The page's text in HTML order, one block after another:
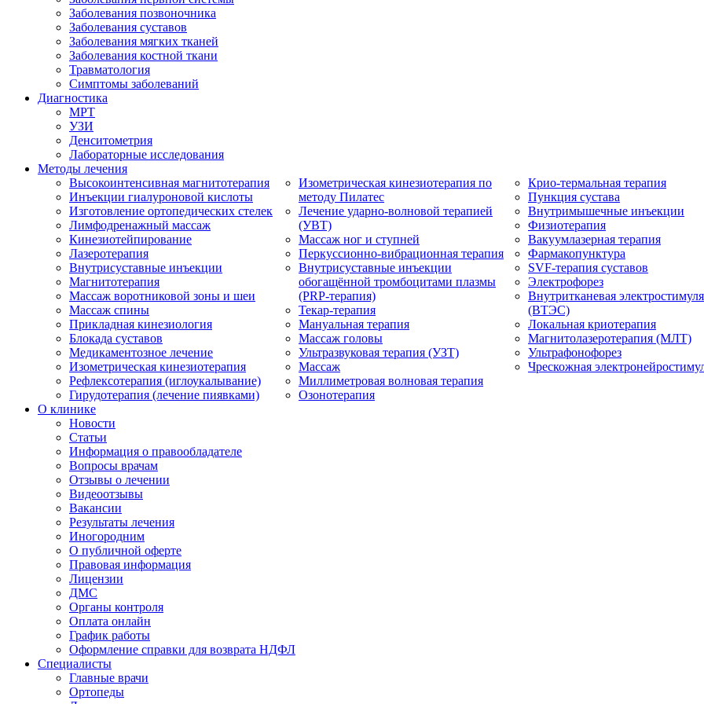
Заболевания позвоночника
Заболевания суставов
Заболевания мягких тканей
Заболевания костной ткани
Травматология
Симптомы заболеваний
Диагностика
МРТ
УЗИ
Денситометрия
Лабораторные исследования
Методы лечения
Высокоинтенсивная магнитотерапия
Инъекции гиалуроновой кислоты
Изготовление ортопедических стелек
Лимфодренажный массаж
Кинезиотейпирование
Лазеротерапия
Внутрисуставные инъекции
Магнитотерапия
Массаж воротниковой зоны и шеи
Массаж спины
Прикладная кинезиология
Блокада суставов
Медикаментозное лечение
Изометрическая кинезиотерапия
Рефлексотерапия (иглоукалывание)
Гирудотерапия (лечение пиявками)
Изометрическая кинезиотерапия по
методу Пилатес
Лечение ударно-волновой терапией
(УВТ)
Массаж ног и ступней
Перкуссионно-вибрационная терапия
Внутрисуставные инъекции
обогащённой тромбоцитами плазмы
(PRP-терапия)
Текар-терапия
Мануальная терапия
Массаж головы
Ультразвуковая терапия (УЗТ)
Массаж
Миллиметровая волновая терапия
Озонотерапия
Крио-термальная терапия
Пункция сустава
Внутримышечные инъекции
Физиотерапия
Вакуумлазерная терапия
Фармакопунктура
SVF-терапия суставов
Электрофорез
Внутритканевая
(ВТЭС)
Локальная криотерапия
Магнитолазеротерапия (МЛТ)
Ультрафонофорез
Чрескожная
О клинике
Новости
Статьи
Информация о правообладателе
Вопросы врачам
Отзывы о лечении
Видеоотзывы
Вакансии
Результаты лечения
Иногородним
О публичной оферте
Правовая информация
Лицензии
ДМС
Органы контроля
Оплата онлайн
График работы
Оформление справки для возврата НДФЛ
Специалисты
Главные врачи
Ортопеды